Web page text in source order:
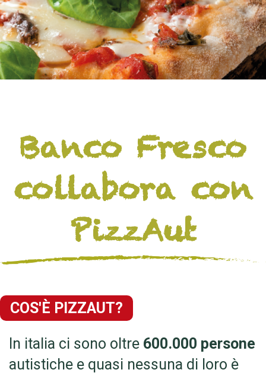
Banco Fresco
collabora con
PizzAut
COS'È PIZZAUT?
In italia ci sono oltre 600.000 persone
autistiche e quasi nessuna di loro è